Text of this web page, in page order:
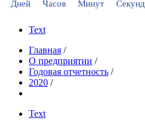
Дней Часов Минут Секунд
Text
Главная /
О предприятии /
Годовая отчетность /
2020 /
Text